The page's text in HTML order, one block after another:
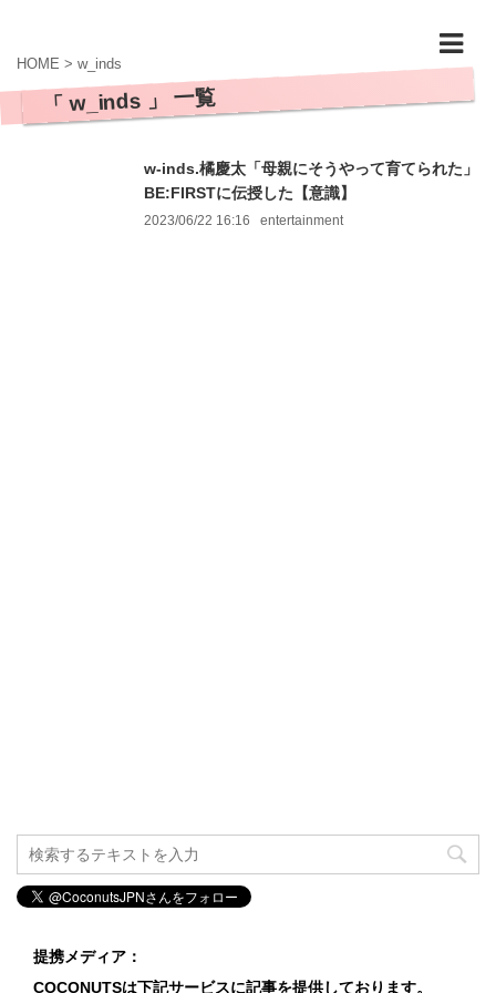
HOME > w_inds
「 w_inds 」 一覧
w-inds.橘慶太「母親にそうやって育てられた」
BE:FIRSTに伝授した【意識】
2023/06/22 16:16 entertainment
提携メディア：
COCONUTSは下記サービスに記事を提供しております。